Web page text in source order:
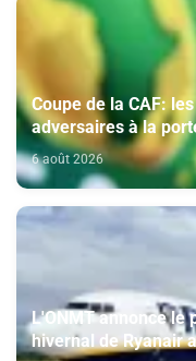
Coupe de la CAF:
adversaires à la
6 août 2026
L'ONMT annonce le
hivernal de Ryanair